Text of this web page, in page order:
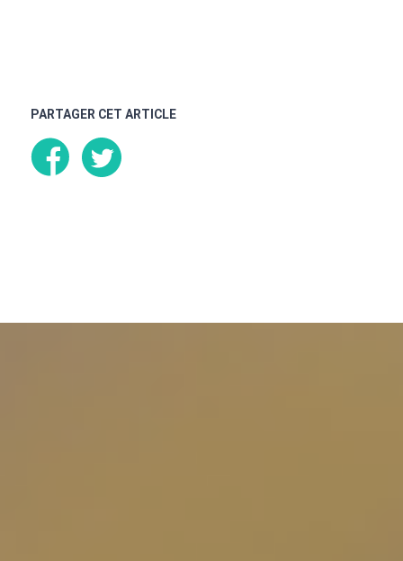
PARTAGER CET ARTICLE